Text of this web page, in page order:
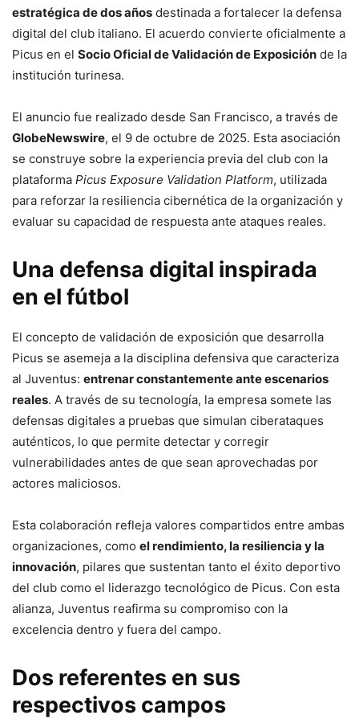
estratégica de dos años destinada a fortalecer la defensa
digital del club italiano. El acuerdo convierte oficialmente a
Picus en el Socio Oficial de Validación de Exposición de la
institución turinesa.
El anuncio fue realizado desde San Francisco, a través de
GlobeNewswire, el 9 de octubre de 2025. Esta asociación
se construye sobre la experiencia previa del club con la
plataforma Picus Exposure Validation Platform, utilizada
para reforzar la resiliencia cibernética de la organización y
evaluar su capacidad de respuesta ante ataques reales.
Una defensa digital inspirada
en el fútbol
El concepto de validación de exposición que desarrolla
Picus se asemeja a la disciplina defensiva que caracteriza
al Juventus: entrenar constantemente ante escenarios
reales. A través de su tecnología, la empresa somete las
defensas digitales a pruebas que simulan ciberataques
auténticos, lo que permite detectar y corregir
vulnerabilidades antes de que sean aprovechadas por
actores maliciosos.
Esta colaboración refleja valores compartidos entre ambas
organizaciones, como el rendimiento, la resiliencia y la
innovación, pilares que sustentan tanto el éxito deportivo
del club como el liderazgo tecnológico de Picus. Con esta
alianza, Juventus reafirma su compromiso con la
excelencia dentro y fuera del campo.
Dos referentes en sus
respectivos campos